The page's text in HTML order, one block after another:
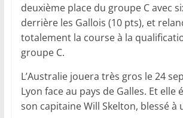
deuxième place du groupe C avec
derrière les Gallois (10 pts), et
totalement la course à la
groupe C.
L’Australie jouera très gros le 24
Lyon face au pays de Galles. Et elle
son capitaine Will Skelton, blessé à